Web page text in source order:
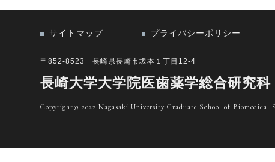
サイトマップ プライバシーポリシー
〒852-8523 長崎県長崎市坂本１丁目12-4
長崎大学大学院医歯薬学総合研究科
Copyright© 2022 Nagasaki University Graduate School of Biomedical